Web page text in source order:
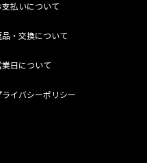
支払いについて
品・交換について
業日について
ライバシーポリシー